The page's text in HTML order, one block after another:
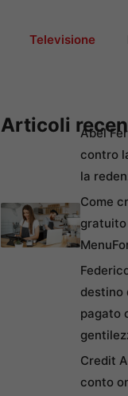
Televisione
Articoli
Abel
contro
la
Come
destino
pagato
Credit
conto